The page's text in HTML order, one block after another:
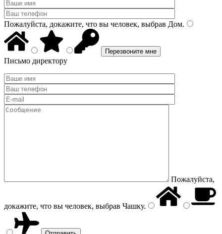
Пожалуйста, докажите, что вы человек, выбрав Дом.
Письмо директору
Пожалуйста,
докажите, что вы человек, выбрав Чашку.